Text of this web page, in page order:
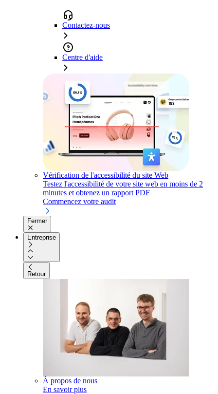
Contactez-nous
Centre d'aide
Vérification de l'accessibilité du site Web
Testez l'accessibilité de votre site web en moins de 2
minutes et obtenez un rapport PDF
Commencez votre audit
Fermer
Entreprise
Retour
À propos de nous
En savoir plus